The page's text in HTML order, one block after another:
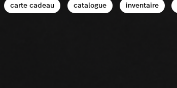
carte cadeau catalogue inventaire